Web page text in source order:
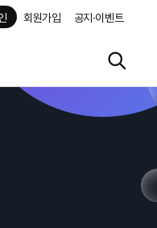
회원가입 공지·이벤트